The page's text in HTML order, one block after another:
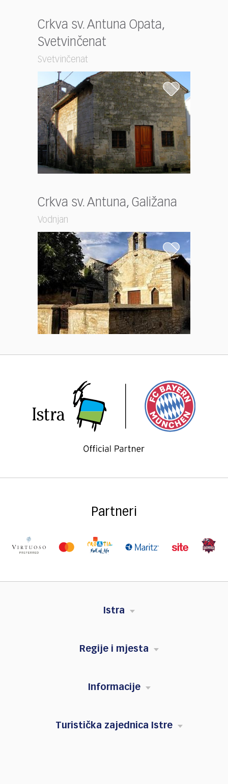
Crkva sv. Antuna Opata,
Svetvinčenat
Svetvinčenat
Crkva sv. Antuna, Galižana
Vodnjan
Partneri
Istra
Regije i mjesta
Informacije
Turistička zajednica Istre